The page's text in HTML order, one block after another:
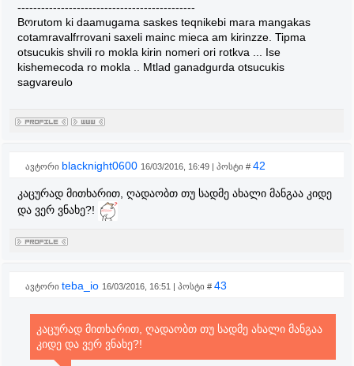
---------------------------------------------
Bოrutom ki daamugama saskes teqnikebi mara mangakas
cotamravalfrrovani saxeli mainc mieca am kirinzze. Tipma
otsucukis shvili ro mokla kirin nomeri ori rotkva ... Ise
kishemecoda ro mokla .. Mtlad ganadgurda otsucukis
sagvareulo
ავტორი blacknight0600 16/03/2016, 16:49 | პოსტი # 42
კაცურად მითხარით, ღადაობთ თუ სადმე ახალი მანგაა კიდე
და ვერ ვნახე?!
ავტორი teba_io 16/03/2016, 16:51 | პოსტი # 43
კაცურად მითხარით, ღადაობთ თუ სადმე ახალი მანგაა
კიდე და ვერ ვნახე?!